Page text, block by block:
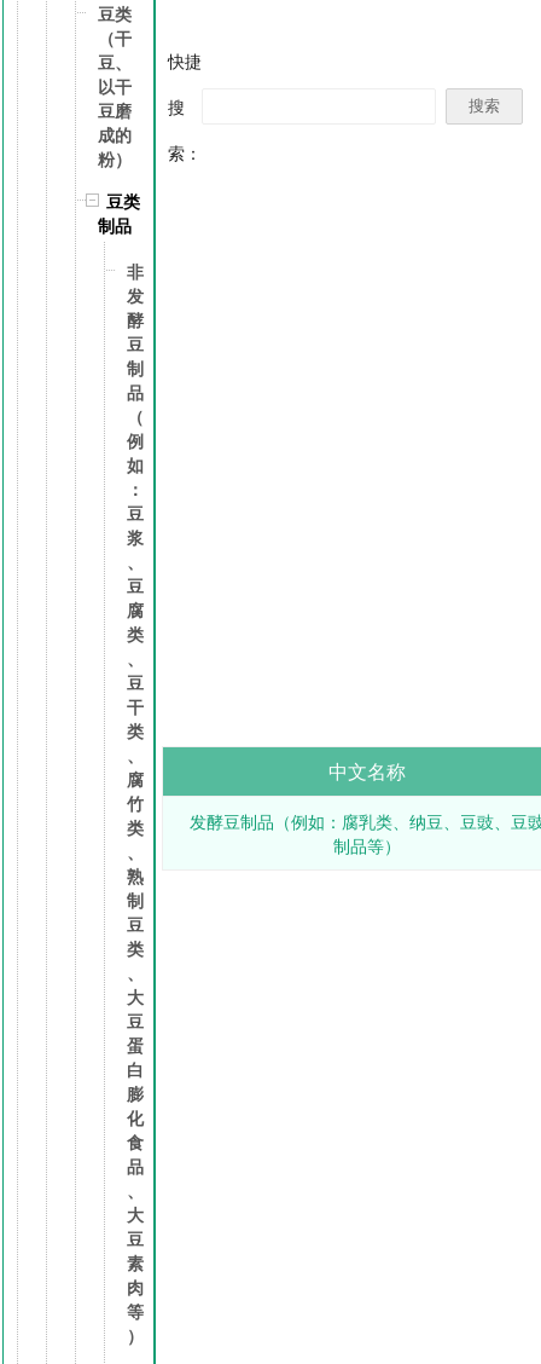
豆类
（干
豆、
以干
豆磨
成的
粉）
豆类
制品
非
发
酵
豆
制
品
（
例
如
：
豆
浆
、
豆
腐
类
、
豆
干
类
、
腐
竹
类
、
熟
制
豆
类
、
大
豆
蛋
白
膨
化
食
品
、
大
豆
素
肉
等
）
快捷
搜
索：
中文名称
发酵豆制品（例如：腐乳类、纳豆、豆豉、豆
制品等）